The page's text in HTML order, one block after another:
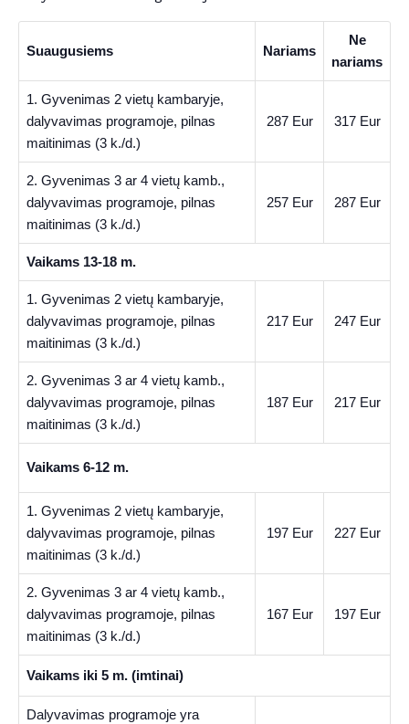
Suaugusiems Nariams
Ne
nariams
1. Gyvenimas 2 vietų kambaryje,
dalyvavimas programoje, pilnas
maitinimas (3 k./d.)
287 Eur 317 Eur
2. Gyvenimas 3 ar 4 vietų kamb.,
dalyvavimas programoje, pilnas
maitinimas (3 k./d.)
257 Eur 287 Eur
Vaikams 13-18 m.
1. Gyvenimas 2 vietų kambaryje,
dalyvavimas programoje, pilnas
maitinimas (3 k./d.)
217 Eur 247 Eur
2. Gyvenimas 3 ar 4 vietų kamb.,
dalyvavimas programoje, pilnas
maitinimas (3 k./d.)
187 Eur 217 Eur
Vaikams 6-12 m.
1. Gyvenimas 2 vietų kambaryje,
dalyvavimas programoje, pilnas
maitinimas (3 k./d.)
197 Eur 227 Eur
2. Gyvenimas 3 ar 4 vietų kamb.,
dalyvavimas programoje, pilnas
maitinimas (3 k./d.)
167 Eur 197 Eur
Vaikams iki 5 m. (imtinai)
Dalyvavimas programoje yra